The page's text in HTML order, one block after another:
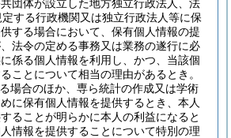
団体が設立した地方独立行政法人、法
する行政機関又は独立行政法人等に保
する場合において、保有個人情報の提
法令の定める事務又は業務の遂行に必
係る個人情報を利用し、かつ、当該個
ことについて相当の理由があるとき。
場合のほか、専ら統計の作成又は学術
に保有個人情報を提供するとき、本人
ることが明らかに本人の利益になると
情報を提供することについて特別の理